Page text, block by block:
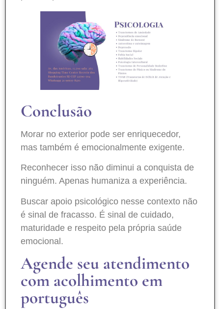
Conclusão
Morar no exterior pode ser enriquecedor,
mas também é emocionalmente exigente.
Reconhecer isso não diminui a conquista de
ninguém. Apenas humaniza a experiência.
Buscar apoio psicológico nesse contexto não
é sinal de fracasso. É sinal de cuidado,
maturidade e respeito pela própria saúde
emocional.
Agende seu atendimento
com acolhimento em
português